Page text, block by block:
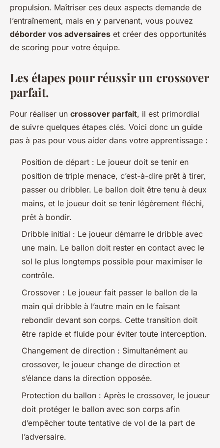
propulsion. Maîtriser ces deux aspects demande de
l’entraînement, mais en y parvenant, vous pouvez
déborder vos adversaires et créer des opportunités
de scoring pour votre équipe.
Les étapes pour réussir un crossover
parfait.
Pour réaliser un crossover parfait, il est primordial
de suivre quelques étapes clés. Voici donc un guide
pas à pas pour vous aider dans votre apprentissage :
Position de départ : Le joueur doit se tenir en
position de triple menace, c’est-à-dire prêt à tirer,
passer ou dribbler. Le ballon doit être tenu à deux
mains, et le joueur doit se tenir légèrement fléchi,
prêt à bondir.
Dribble initial : Le joueur démarre le dribble avec
une main. Le ballon doit rester en contact avec le
sol le plus longtemps possible pour maximiser le
contrôle.
Crossover : Le joueur fait passer le ballon de la
main qui dribble à l’autre main en le faisant
rebondir devant son corps. Cette transition doit
être rapide et fluide pour éviter toute interception.
Changement de direction : Simultanément au
crossover, le joueur change de direction et
s’élance dans la direction opposée.
Protection du ballon : Après le crossover, le joueur
doit protéger le ballon avec son corps afin
d’empêcher toute tentative de vol de la part de
l’adversaire.